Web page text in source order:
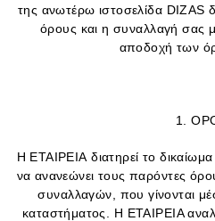
της ανωτέρω ιστοσελίδα DIZAS
όρους και η συναλλαγή σας
αποδοχή των
1.
Η ΕΤΑΙΡΕΙΑ διατηρεί το
να ανανεώνει τους παρόντες
συναλλαγών, που γίνονται
καταστήματος. Η ΕΤΑΙΡΕΙΑ